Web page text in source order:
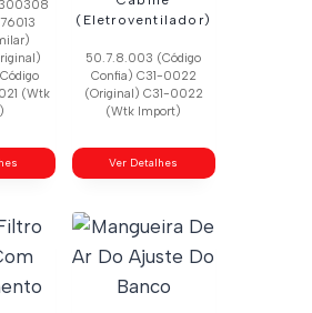
(Wtk
(Eletroventilador)
50.7.8.003 (Código
Confia) C31-0022
(Original) C31-0022
(Wtk Import)
Ver Detalhes